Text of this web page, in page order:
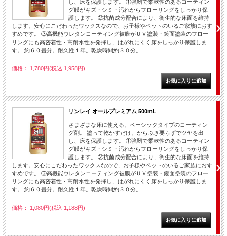
し、床を保護します。 ①強靭で柔軟性のあるコーティン
グ膜がキズ・シミ・汚れからフローリングをしっかり保
護します。 ②抗菌成分配合により、衛生的な床面を維持
します。安心にこだわったワックスなので、お子様やペットのいるご家族におす
すめです。 ③高機能ウレタンコーティング被膜がＵＶ塗装・鏡面塗装のフロー
リングにも高密着性・高耐水性を発揮し、はがれにくく床をしっかり保護しま
す。 約６０畳分。耐久性１年。乾燥時間約３０分。
価格： 1,780円(税込 1,958円)
リンレイ オールプレミアム 500mL
さまざまな床に使える、ベーシックタイプのコーティン
グ剤。 塗って乾かすだけ、からぶき要らずでツヤを出
し、床を保護します。 ①強靭で柔軟性のあるコーティン
グ膜がキズ・シミ・汚れからフローリングをしっかり保
護します。 ②抗菌成分配合により、衛生的な床面を維持
します。安心にこだわったワックスなので、お子様やペットのいるご家族におす
すめです。 ③高機能ウレタンコーティング被膜がＵＶ塗装・鏡面塗装のフロー
リングにも高密着性・高耐水性を発揮し、はがれにくく床をしっかり保護しま
す。 約６０畳分。耐久性１年。乾燥時間約３０分。
価格： 1,080円(税込 1,188円)